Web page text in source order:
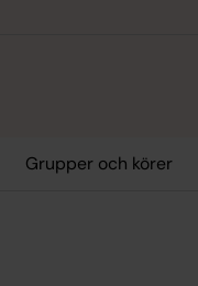
Grupper och körer